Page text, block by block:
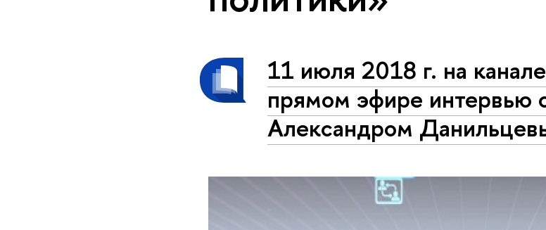
11 июля 2018 г. на
прямом эфире интервью
Александром